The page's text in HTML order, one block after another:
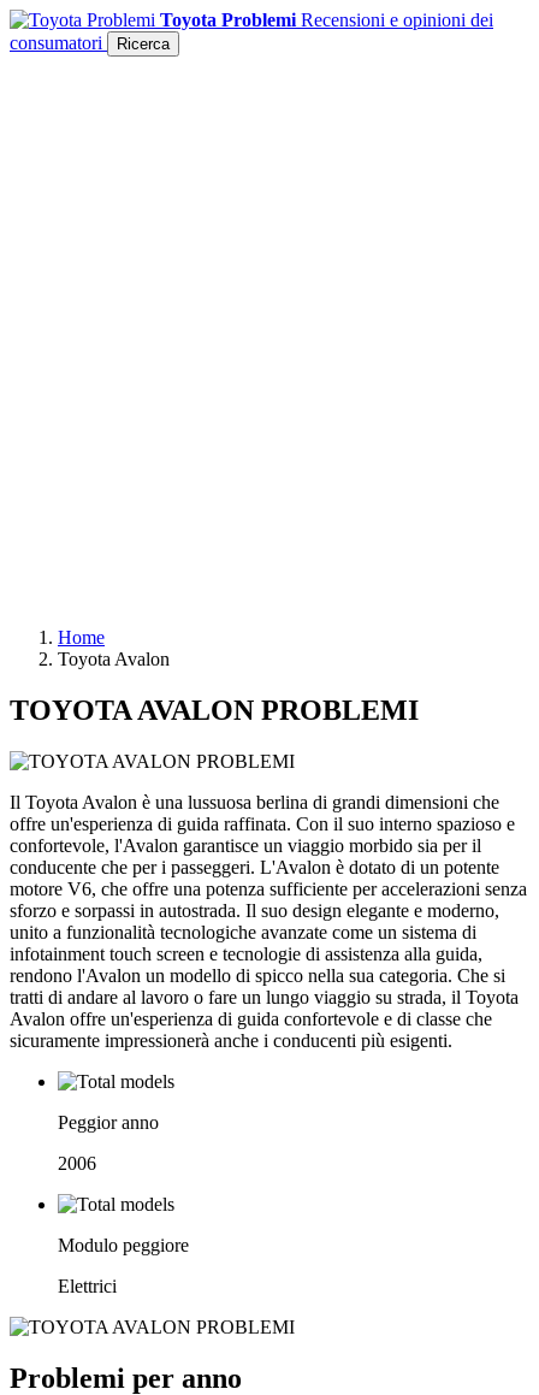
Toyota Problemi Recensioni e opinioni dei
consumatori
Ricerca
Home
Toyota Avalon
TOYOTA AVALON PROBLEMI
Il Toyota Avalon è una lussuosa berlina di grandi dimensioni che
offre un'esperienza di guida raffinata. Con il suo interno spazioso e
confortevole, l'Avalon garantisce un viaggio morbido sia per il
conducente che per i passeggeri. L'Avalon è dotato di un potente
motore V6, che offre una potenza sufficiente per accelerazioni senza
sforzo e sorpassi in autostrada. Il suo design elegante e moderno,
unito a funzionalità tecnologiche avanzate come un sistema di
infotainment touch screen e tecnologie di assistenza alla guida,
rendono l'Avalon un modello di spicco nella sua categoria. Che si
tratti di andare al lavoro o fare un lungo viaggio su strada, il Toyota
Avalon offre un'esperienza di guida confortevole e di classe che
sicuramente impressionerà anche i conducenti più esigenti.
Peggior anno
2006
Modulo peggiore
Elettrici
Problemi per anno